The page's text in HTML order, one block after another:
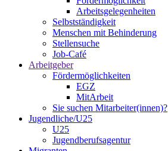
Arbeitsgelegenheiten
Selbstständigkeit
Menschen mit Behinderung
Stellensuche
Job-Café
Arbeitgeber
Fördermöglichkeiten
EGZ
MitArbeit
Sie suchen Mitarbeiter(innen)?
Jugendliche/U25
U25
Jugendberufsagentur